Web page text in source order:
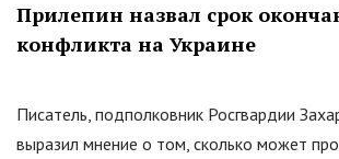
Прилепин назвал срок
конфликта на Украине
Писатель, подполковник Росгвардии
выразил мнение о том, сколько может